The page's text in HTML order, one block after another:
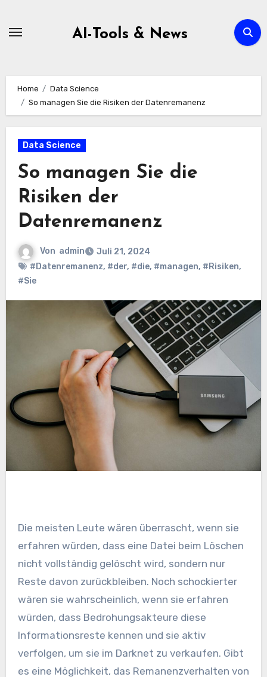
AI-Tools & News
Home
Data Science
So managen Sie die Risiken der Datenremanenz
Data Science
So managen Sie die
Risiken der
Datenremanenz
Von admin
Juli 21, 2024
#Datenremanenz, #der, #die, #managen, #Risiken,
#Sie
Die meisten Leute wären überrascht, wenn sie
erfahren würden, dass eine Datei beim Löschen
nicht vollständig gelöscht wird, sondern nur
Reste davon zurückbleiben. Noch schockierter
wären sie wahrscheinlich, wenn sie erfahren
würden, dass Bedrohungsakteure diese
Informationsreste kennen und sie aktiv
verfolgen, um sie im Darknet zu verkaufen. Gibt
es eine Möglichkeit, das Remanenzverhalten von